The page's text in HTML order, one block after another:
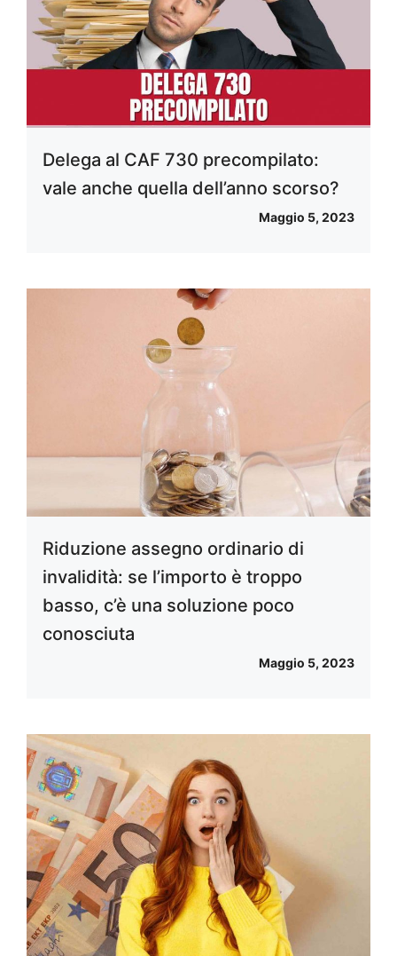
Delega al CAF 730 precompilato:
vale anche quella dell’anno scorso?
Maggio 5, 2023
Riduzione assegno ordinario di
invalidità: se l’importo è troppo
basso, c’è una soluzione poco
conosciuta
Maggio 5, 2023